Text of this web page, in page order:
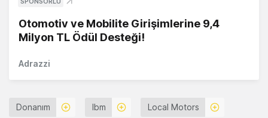
Otomotiv ve Mobilite Girişimlerine 9,4
Milyon TL Ödül Desteği!
Adrazzi
Donanım Ibm Local Motors